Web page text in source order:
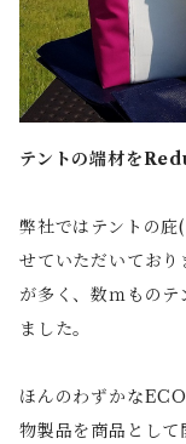
テントの端材を
弊社ではテントの庇
せていただいてお
が多く、数ｍもの
ました。
ほんのわずかな
物製品を商品とし